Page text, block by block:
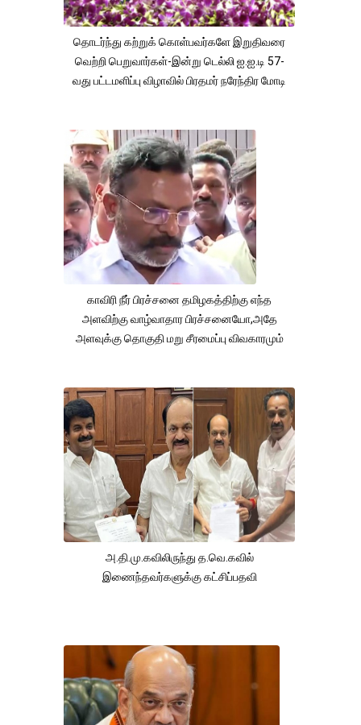
தொடர்ந்து கற்றுக் கொள்பவர்களே இறுதிவரை
வெற்றி பெறுவார்கள்-இன்று டெல்லி ஐ.ஐ.டி 57-
வது பட்டமளிப்பு விழாவில் பிரதமர் நரேந்திர மோடி
காவிரி நீர் பிரச்சனை தமிழகத்திற்கு எந்த
அளவிற்கு வாழ்வாதார பிரச்சனையோ,அதே
அளவுக்கு தொகுதி மறு சீரமைப்பு விவகாரமும்
அ.தி.மு.கவிலிருந்து த.வெ.கவில்
இணைந்தவர்களுக்கு கட்சிப்பதவி